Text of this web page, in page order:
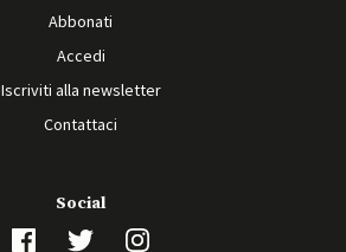
Abbonati
Accedi
Iscriviti alla newsletter
Contattaci
Social